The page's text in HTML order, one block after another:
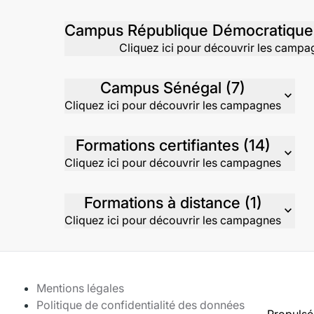
Cliquez ici pour découvrir les
Campus Sénégal (7)
Cliquez ici pour découvrir les campagnes
expand_more
Formations certifiantes (14)
Cliquez ici pour découvrir les campagnes
expand_more
Formations à distance (1)
Cliquez ici pour découvrir les campagnes
expand_more
Mentions légales
Politique de confidentialité des données